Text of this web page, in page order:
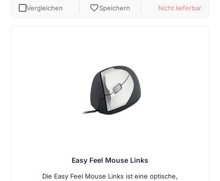
Vergleichen favoriteSpeichern Nicht lieferbar
Easy Feel Mouse Links
Die Easy Feel Mouse Links ist eine optische,